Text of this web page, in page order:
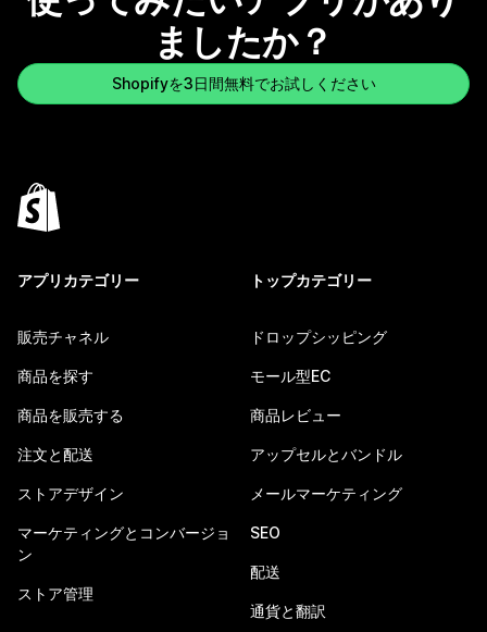
ましたか？
Shopifyを3日間無料でお試しください
アプリカテゴリー
販売チャネル
商品を探す
商品を販売する
注文と配送
ストアデザイン
マーケティングとコンバージョ
ン
ストア管理
トップカテゴリー
ドロップシッピング
モール型EC
商品レビュー
アップセルとバンドル
メールマーケティング
SEO
配送
通貨と翻訳